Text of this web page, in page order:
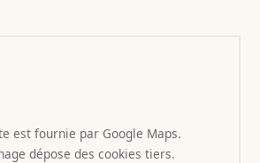
est fournie par Google Maps.
dépose des cookies tiers.